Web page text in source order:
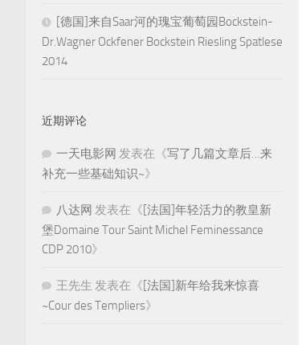
[德国]来自Saar河的瑰宝葡萄园Bockstein-
Dr.Wagner Ockfener Bockstein Riesling Spatlese
2014
近期评论
一天电影网 发表在《写了几篇文章后…来
补充一些基础知识~》
八达网 发表在《[法国]年轻活力的教皇新
堡Domaine Tour Saint Michel Feminessance
CDP 2010》
王先生 发表在《[法国]新年给我来惊喜
~Cour des Templiers》